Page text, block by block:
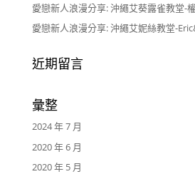
愛戀新人浪漫分享: 沖繩艾葵露雀教堂-
愛戀新人浪漫分享: 沖繩艾妮絲教堂-
近期留言
彙整
2024 年 7 月
2020 年 6 月
2020 年 5 月